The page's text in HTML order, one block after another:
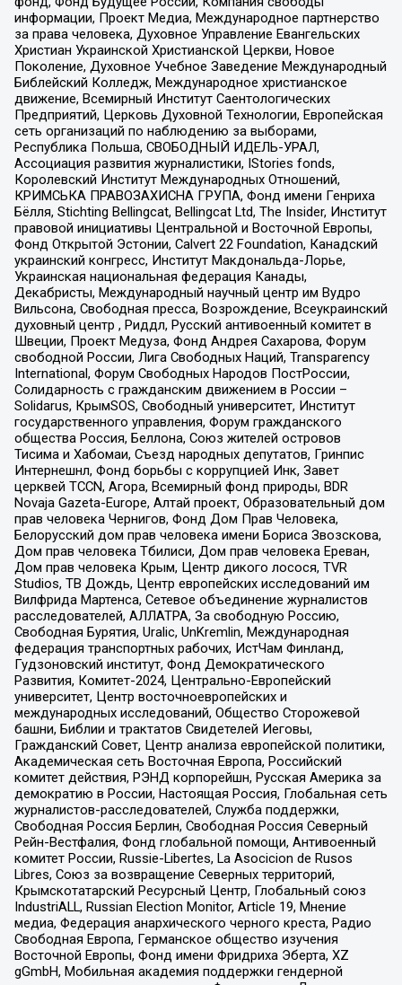
информации, Проект Медиа, Международное партнерство
за права человека, Духовное Управление Евангельских
Христиан Украинской Христианской Церкви, Новое
Поколение, Духовное Учебное Заведение Международный
Библейский Колледж, Международное христианское
движение, Всемирный Институт Саентологических
Предприятий, Церковь Духовной Технологии, Европейская
сеть организаций по наблюдению за выборами,
Республика Польша, СВОБОДНЫЙ ИДЕЛЬ-УРАЛ,
Ассоциация развития журналистики, IStories fonds,
Королевский Институт Международных Отношений,
КРИМСЬКА ПРАВОЗАХИСНА ГРУПА, Фонд имени Генриха
Бёлля, Stichting Bellingcat, Bellingcat Ltd, The Insider, Институт
правовой инициативы Центральной и Восточной Европы,
Фонд Открытой Эстонии, Calvert 22 Foundation, Канадский
украинский конгресс, Институт Макдональда-Лорье,
Украинская национальная федерация Канады,
Декабристы, Международный научный центр им Вудро
Вильсона, Свободная пресса, Возрождение, Всеукраинский
духовный центр , Риддл, Русский антивоенный комитет в
Швеции, Проект Медуза, Фонд Андрея Сахарова, Форум
свободной России, Лига Свободных Наций, Transparеncy
International, Форум Свободных Народов ПостРоссии,
Солидарность с гражданским движением в России –
Solidarus, КрымSOS, Свободный университет, Институт
государственного управления, Форум гражданского
общества Россия, Беллона, Союз жителей островов
Тисима и Хабомаи, Съезд народных депутатов, Гринпис
Интернешнл, Фонд борьбы с коррупцией Инк, Завет
церквей TCCN, Агора, Всемирный фонд природы, BDR
Novaja Gazeta-Europe, Алтай проект, Образовательный дом
прав человека Чернигов, Фонд Дом Прав Человека,
Белорусский дом прав человека имени Бориса Звозскова,
Дом прав человека Тбилиси, Дом прав человека Ереван,
Дом прав человека Крым, Центр дикого лосося, TVR
Studios, ТВ Дождь, Центр европейских исследований им
Вилфрида Мартенса, Сетевое объединение журналистов
расследователей, АЛЛАТРА, За свободную Россию,
Свободная Бурятия, Uralic, UnKremlin, Международная
федерация транспортных рабочих, ИстЧам Финланд,
Гудзоновский институт, Фонд Демократического
Развития, Комитет-2024, Центрально-Европейский
университет, Центр восточноевропейских и
международных исследований, Общество Сторожевой
башни, Библии и трактатов Свидетелей Иеговы,
Гражданский Совет, Центр анализа европейской политики,
Академическая сеть Восточная Европа, Российский
комитет действия, РЭНД корпорейшн, Русская Америка за
демократию в России, Настоящая Россия, Глобальная сеть
журналистов-расследователей, Служба поддержки,
Свободная Россия Берлин, Свободная Россия Северный
Рейн-Вестфалия, Фонд глобальной помощи, Антивоенный
комитет России, Russie-Libertes, La Asocicion de Rusos
Libres, Союз за возвращение Северных территорий,
Крымскотатарский Ресурсный Центр, Глобальный союз
IndustriALL, Russian Election Monitor, Article 19, Мнение
медиа, Федерация анархического черного креста, Радио
Свободная Европа, Германское общество изучения
Восточной Европы, Фонд имени Фридриха Эберта, XZ
gGmbH, Мобильная академия поддержки гендерной